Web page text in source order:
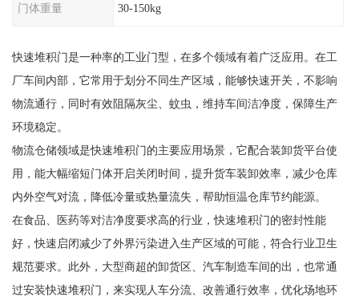
门体重量 30-150kg
快速堆积门是一种率的工业门型，在多个领域有着广泛应用。在工
厂车间内部，它常用于划分不同生产区域，能够快速开关，不影响
物流通行，同时有效阻隔灰尘、蚊虫，维持车间洁净度，保障生产
环境稳定。
物流仓储领域是快速堆积门的主要应用场景，它配合装卸货平台使
用，能大幅缩短门体开启关闭时间，提升货车装卸效率，减少仓库
内外空气对流，降低冷量或热量流失，帮助恒温仓库节约能源。
在食品、医药等对洁净度要求高的行业，快速堆积门的密封性能
好，快速启闭减少了外界污染进入生产区域的可能，符合行业卫生
规范要求。此外，大型商超的卸货区、汽车制造车间的出，也常通
过安装快速堆积门，来实现人车分流、改善通行效率，优化场地环